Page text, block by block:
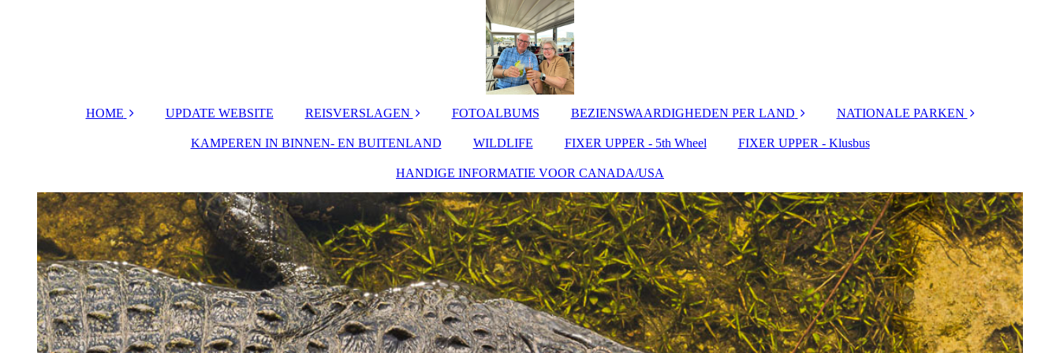
HOME
CONTACTFORMU
UPDATE WEBSITE REISVERSLAGEN
Canada/USA 2025
Middellanse Zee
Cruise
Nederland 2024
Spanje- februari 2024
Canadian Rockies
2023
FOTOALBUMS BEZIENSWAARDIGHEDEN PER LAND
CANADA
BEZIENSWAARDI
FRANKRIJK
BEZIENSWAARDI
NGHEDEN IN
NEDERLAND
SPANJE
USA
NATIONALE PARKEN
N.P. CANADA
N.P. USA
KAMPEREN IN BINNEN- EN BUITENLAND WILDLIFE FIXER UPPER - 5th Wheel FIXER UPPER - Klusbus
HANDIGE INFORMATIE VOOR CANADA/USA